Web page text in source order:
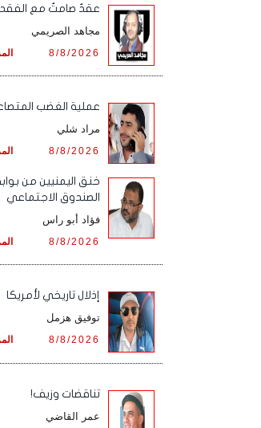
عقدٌ صامتٌ مع الفقد
مجاهد الصريمي
8/8/2026
‏عملية الغضب
مراد شلي
8/8/2026
خنق اليمنيين من
الصندوق الاجتماعي
فؤاد أبو راس
8/8/2026
إذلال تاريخي لأمريكا
توفيق هزمل
8/8/2026
تناقضات وزيف!
عمر القاضي